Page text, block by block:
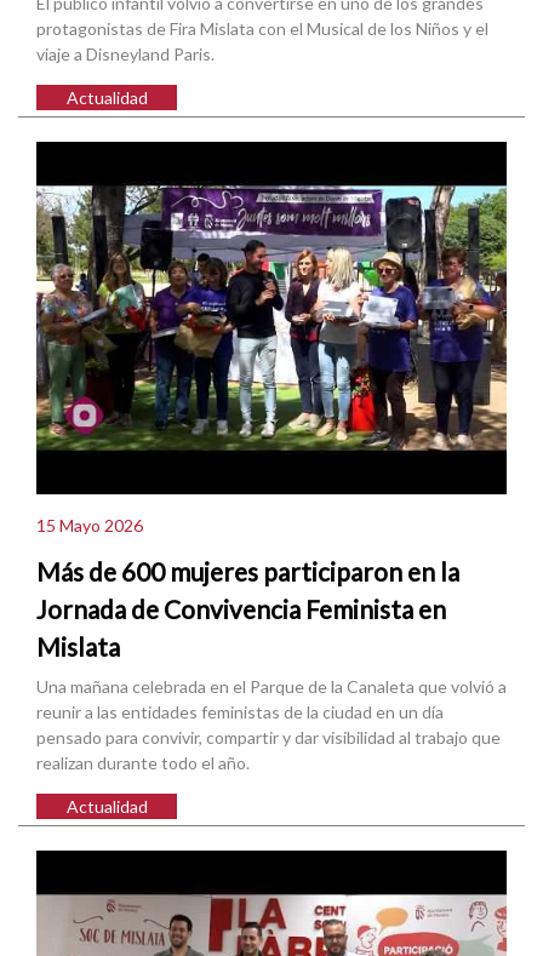
protagonistas de Fira Mislata con el Musical de los Niños y el
viaje a Disneyland Paris.
Actualidad
15 Mayo 2026
Más de 600 mujeres participaron en la
Jornada de Convivencia Feminista en
Mislata
Una mañana celebrada en el Parque de la Canaleta que volvió a
reunir a las entidades feministas de la ciudad en un día
pensado para convivir, compartir y dar visibilidad al trabajo que
realizan durante todo el año.
Actualidad